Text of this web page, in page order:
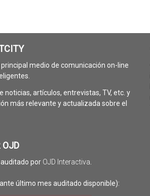
principal medio de comunicación on-line
noticias, artículos, entrevistas, TV, etc. y
más relevante y actualizada sobre el
OJD
auditado por OJD Interactiva
último mes auditado disponible):